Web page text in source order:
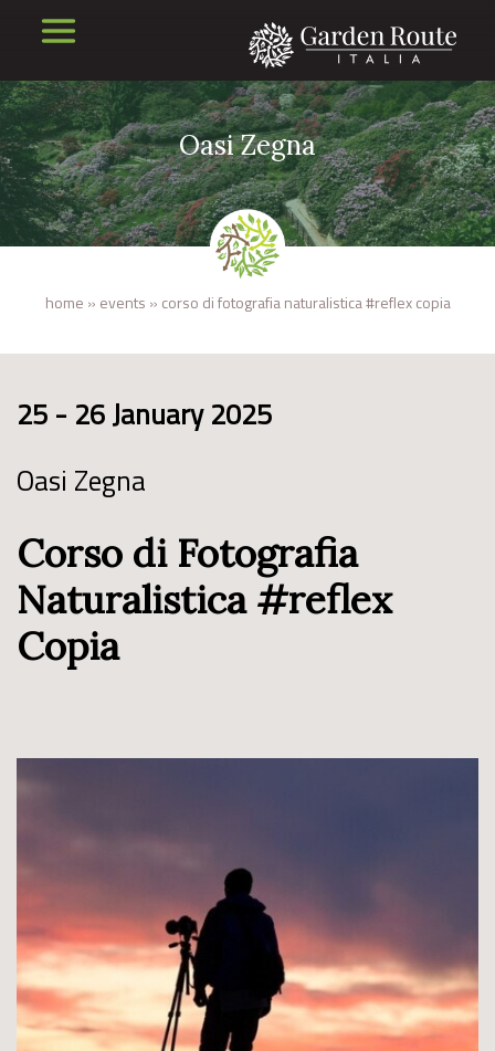
Oasi Zegna
home » events » corso di fotografia naturalistica #reflex copia
25 - 26 January 2025
Oasi Zegna
Corso di Fotografia
Naturalistica #reflex
Copia